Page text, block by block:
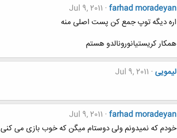
farhad moradeyan
Jul 9, 2011
اره دیگه توپ جمع کن پست اصلی منه
همکار کریستیانورونالدو هستم
لیمویی Jul 9, 2011
farhad moradeyan
Jul 9, 2011
خودم که نمیدونم ولی دوستام میگن که خوب بازی می کنی